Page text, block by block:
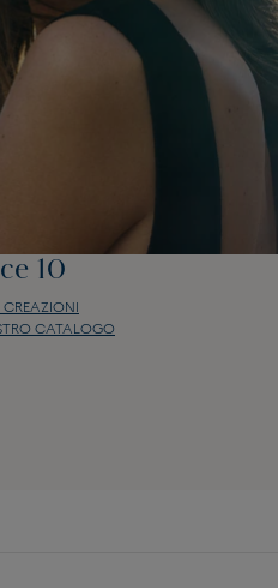
10
CREAZIONI
CATALOGO